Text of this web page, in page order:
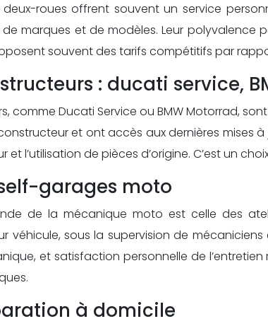
roues offrent souvent un service
marques et de modèles. Leur
souvent des tarifs compétitifs par
: ducati service,
comme Ducati Service ou BMW Motorrad,
et ont accès aux dernières mises
l’utilisation de pièces d’origine. C’est un
garages moto
de la mécanique moto est celle des
véhicule, sous la supervision de
et satisfaction personnelle de
à domicile